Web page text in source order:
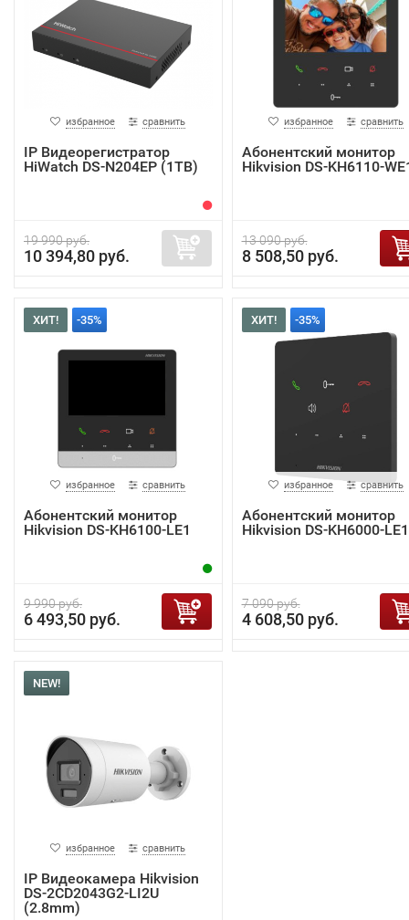
избранное сравнить
IP Видеорегистратор
HiWatch DS-N204EP (1TB)
19 990 руб.
10 394,80 руб.
избранное сравнить
Абонентский монитор
Hikvision DS-KH6110-
13 090 руб.
8 508,50 руб.
ХИТ! -35%
избранное сравнить
Абонентский монитор
Hikvision DS-KH6100-LE1
9 990 руб.
6 493,50 руб.
ХИТ! -35%
избранное сравнить
Абонентский монитор
Hikvision DS-KH6000-LE1
7 090 руб.
4 608,50 руб.
NEW!
избранное сравнить
IP Видеокамера Hikvision
DS-2CD2043G2-LI2U
(2.8mm)